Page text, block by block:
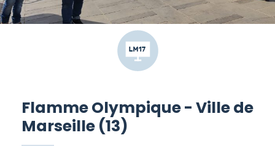
Flamme Olympique - Ville de
Marseille (13)